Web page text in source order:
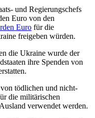
und Regierungschefs
Euro von den
Euro für die
freigeben würden.
die Ukraine wurde der
ihre Spenden von
tödlichen und nicht-
die militärischen
verwendet werden.